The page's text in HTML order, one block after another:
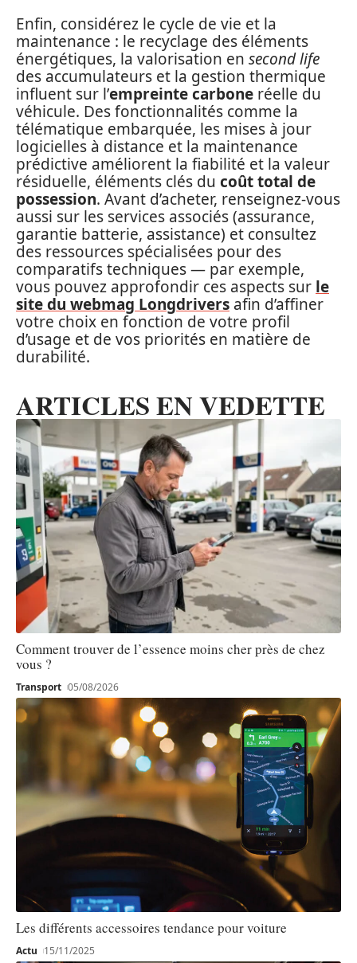
Enfin, considérez le cycle de vie et la
maintenance : le recyclage des éléments
énergétiques, la valorisation en second life
des accumulateurs et la gestion thermique
influent sur l’empreinte carbone réelle du
véhicule. Des fonctionnalités comme la
télématique embarquée, les mises à jour
logicielles à distance et la maintenance
prédictive améliorent la fiabilité et la valeur
résiduelle, éléments clés du coût total de
possession. Avant d’acheter, renseignez-vous
aussi sur les services associés (assurance,
garantie batterie, assistance) et consultez
des ressources spécialisées pour des
comparatifs techniques — par exemple,
vous pouvez approfondir ces aspects sur le
site du webmag Longdrivers afin d’affiner
votre choix en fonction de votre profil
d’usage et de vos priorités en matière de
durabilité.
ARTICLES EN VEDETTE
Comment trouver de l’essence moins cher près de chez
vous ?
Transport 05/08/2026
Les différents accessoires tendance pour voiture
Actu 15/11/2025